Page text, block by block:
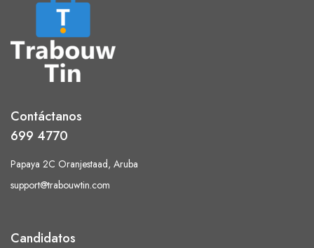
Contáctanos
699 4770
Papaya 2C Oranjestaad, Aruba
support@trabouwtin.com
Candidatos